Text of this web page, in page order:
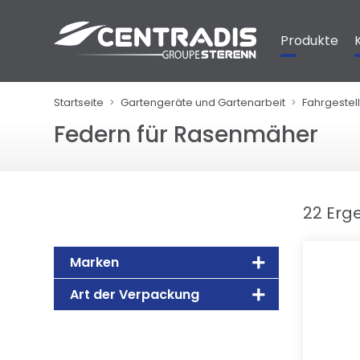
Produkte
Startseite Gartengeräte und Gartenarbeit
Federn für Rasenmäher
Marken
Art der Verpackung
22